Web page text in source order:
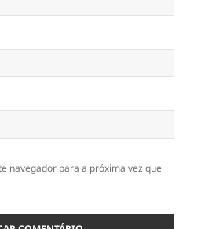
navegador para a próxima vez que